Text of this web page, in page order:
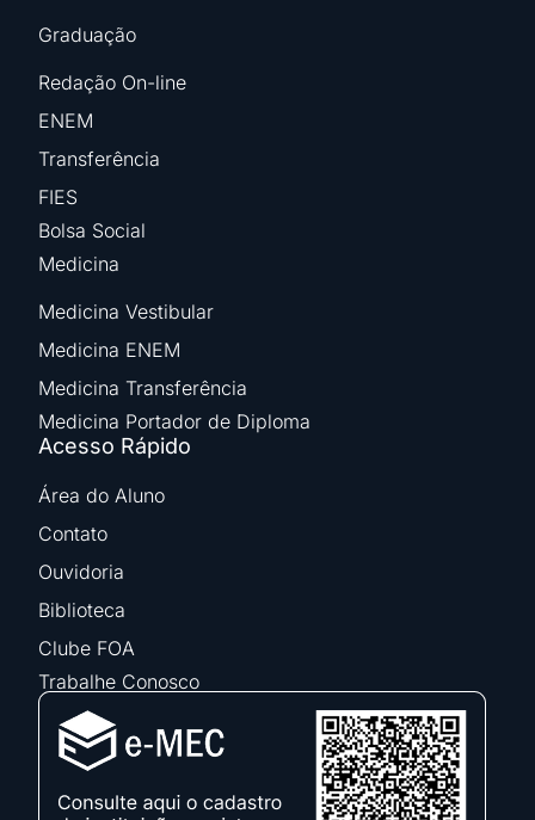
Graduação
Redação On-line
ENEM
Transferência
FIES
Bolsa Social
Medicina
Medicina Vestibular
Medicina ENEM
Medicina Transferência
Medicina Portador de Diploma
Acesso Rápido
Área do Aluno
Contato
Ouvidoria
Biblioteca
Clube FOA
Trabalhe Conosco